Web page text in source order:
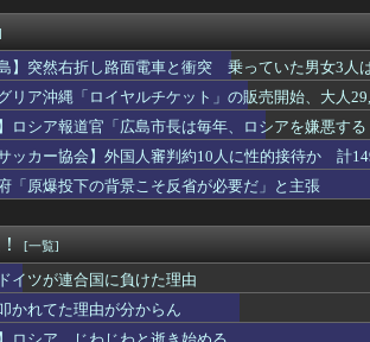
ロクミーティングの参加者と思われる86乗りが公道
島】突然右折し路面電車と衝突 乗っていた男女3人
リア沖縄「ロイヤルチケット」の販売開始、大人
】ロシア報道官「広島市長は毎年、ロシアを嫌悪す
サッカー協会】外国人審判約10人に性的接待か 計
「原爆投下の背景こそ反省が必要だ」と主張
[一覧]
イツが連合国に負けた理由
かれてた理由が分からん